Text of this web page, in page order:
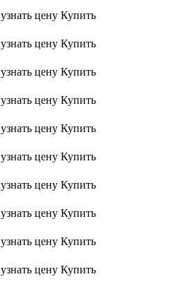
узнать цену Купить
узнать цену Купить
узнать цену Купить
узнать цену Купить
узнать цену Купить
узнать цену Купить
узнать цену Купить
узнать цену Купить
узнать цену Купить
узнать цену Купить